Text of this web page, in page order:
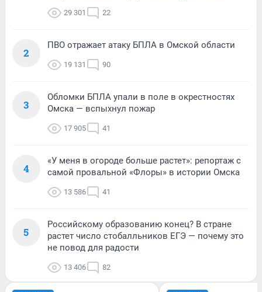
29 301 22
2
ПВО отражает атаку БПЛА в Омской области
19 131 90
3
Обломки БПЛА упали в поле в окрестностях
Омска — вспыхнул пожар
17 905 41
4
«У меня в огороде больше растет»: репортаж с
самой провальной «Флоры» в истории Омска
13 586 41
5
Российскому образованию конец? В стране
растет число стобалльников ЕГЭ — почему это
не повод для радости
13 406 82